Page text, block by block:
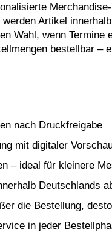
Artikel
Wahl, wenn Termine
bestellbar –
nach Druckfreigabe
mit digitaler
– ideal für kleinere
Deutschlands
die Bestellung,
in jeder